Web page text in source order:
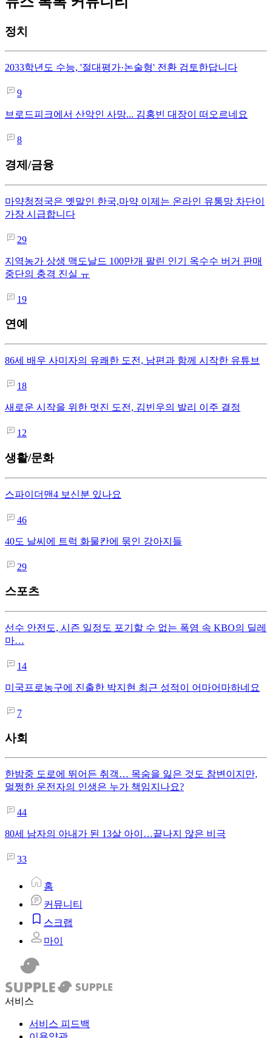
정치
2033학년도 수능, '절대평가·논술형' 전환 검토한답니다
9
브로드피크에서 산악인 사망... 김홍빈 대장이 떠오르네요
8
경제/금융
마약청정국은 옛말인 한국,마약 이제는 온라인 유통망 차단이
가장 시급합니다
29
지역농가 상생 맥도날드 100만개 팔린 인기 옥수수 버거 판매
중단의 충격 진실 ㅠ
19
연예
86세 배우 사미자의 유쾌한 도전, 남편과 함께 시작한 유튜브
18
새로운 시작을 위한 멋진 도전, 김빈우의 발리 이주 결정
12
생활/문화
스파이더맨4 보신분 있나요
46
40도 날씨에 트럭 화물칸에 묶인 강아지들
29
스포츠
선수 안전도, 시즌 일정도 포기할 수 없는 폭염 속 KBO의 딜레
마…
14
미국프로농구에 진출한 박지현 최근 성적이 어마어마하네요
7
사회
한밤중 도로에 뛰어든 취객… 목숨을 잃은 것도 참변이지만,
멀쩡한 운전자의 인생은 누가 책임지나요?
44
80세 남자의 아내가 된 13살 아이…끝나지 않은 비극
33
홈
커뮤니티
스크랩
마이
서비스
서비스 피드백